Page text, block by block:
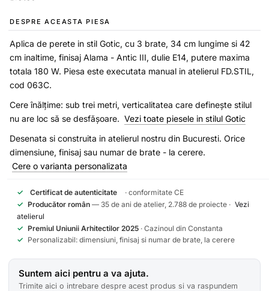
DESPRE ACEASTA PIESA
Aplica de perete in stil Gotic, cu 3 brate, 34 cm lungime si 42
cm inaltime, finisaj Alama - Antic III, dulie E14, putere maxima
totala 180 W. Piesa este executata manual in atelierul FD.STIL,
cod 063C.
Cere înălțime: sub trei metri, verticalitatea care definește stilul
nu are loc să se desfășoare. Vezi toate piesele in stilul Gotic
Desenata si construita in atelierul nostru din Bucuresti. Orice
dimensiune, finisaj sau numar de brate - la cerere.
Cere o varianta personalizata
✓ Certificat de autenticitate
· conformitate CE
✓ Producător român — 35 de ani de atelier, 2.788 de proiecte · Vezi
atelierul
✓ Premiul Uniunii Arhitectilor 2025 · Cazinoul din Constanta
✓ Personalizabil: dimensiuni, finisaj si numar de brate, la cerere
Suntem aici pentru a va ajuta.
Trimite aici o intrebare despre acest produs si va raspundem